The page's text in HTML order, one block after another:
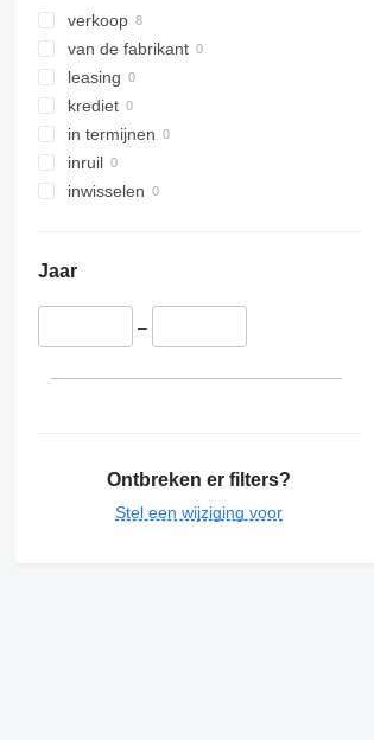
verkoop
van de fabrikant
leasing
krediet
in termijnen
inruil
inwisselen
Jaar
–
Ontbreken er filters?
Stel een wijziging voor